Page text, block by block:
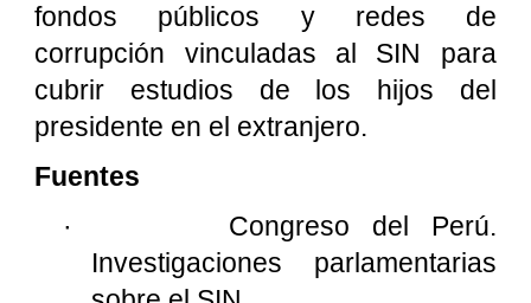
fondos públicos y redes de
corrupción vinculadas al SIN para
cubrir estudios de los hijos del
presidente en el extranjero.
Fuentes
·
Congreso del Perú.
Investigaciones parlamentarias